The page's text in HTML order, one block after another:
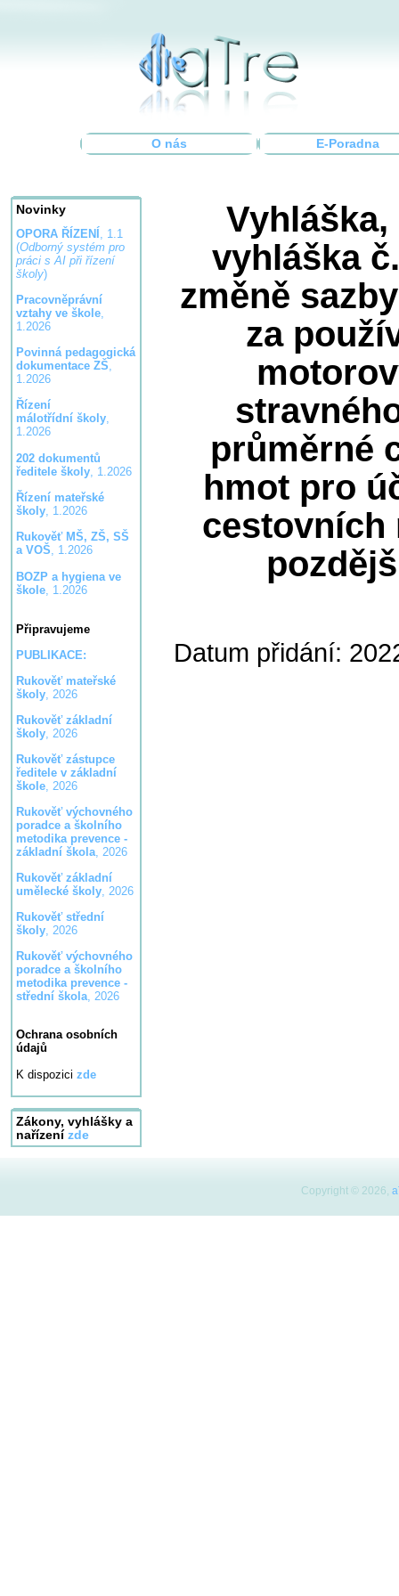
O nás E-Poradna
Novinky
OPORA ŘÍZENÍ , 1.1
(Odborný systém pro
práci s AI při řízení
školy)
Pracovněprávní
vztahy ve škole,
1.2026
Povinná pedagogická
dokumentace ZŠ,
1.2026
Řízení
málotřídní školy,
1.2026
202 dokumentů
ředitele školy, 1.2026
Řízení mateřské
školy, 1.2026
Rukověť MŠ, ZŠ, SŠ
a VOŠ, 1.2026
BOZP a hygiena ve
škole, 1.2026
Připravujeme
PUBLIKACE:
Rukověť mateřské
školy, 2026
Rukověť základní
školy, 2026
Rukověť zástupce
ředitele v základní
škole, 2026
Rukověť výchovného
poradce a školního
metodika prevence -
základní škola, 2026
Rukověť základní
umělecké školy, 2026
Rukověť střední
školy, 2026
Rukověť výchovného
poradce a školního
metodika prevence -
střední škola, 2026
Ochrana osobních
údajů
K dispozici zde
Zákony, vyhlášky a
nařízení zde
vyhláška
změně
za
průměrné
hmot pro
cestovních
Datum přidání:
Copyright © 2026,